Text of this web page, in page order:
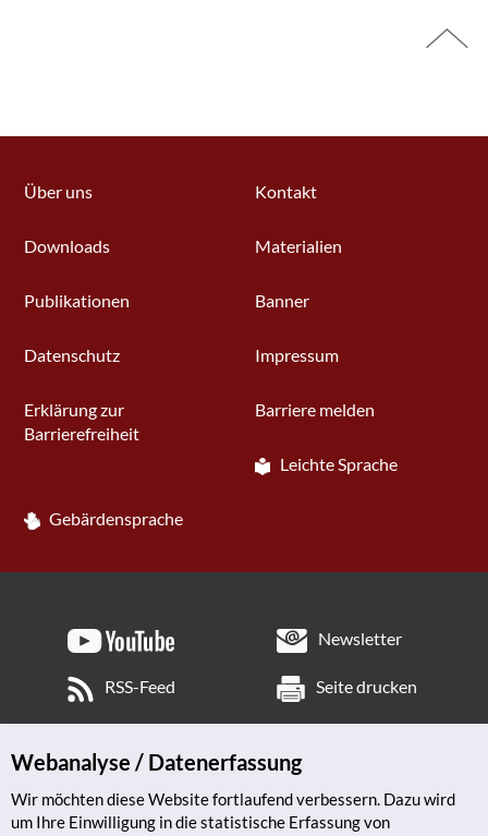
Über uns Kontakt
Downloads Materialien
Publikationen Banner
Datenschutz Impressum
Erklärung zur
Barrierefreiheit
Barriere melden
Leichte Sprache
Gebärdensprache
Newsletter
RSS-Feed Seite drucken
Webanalyse / Datenerfassung
Wir möchten diese Website fortlaufend verbessern. Dazu wird
um Ihre Einwilligung in die statistische Erfassung von